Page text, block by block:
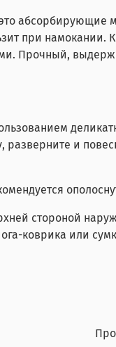
при намокании.
Прочный,
и
стороной
коврика или